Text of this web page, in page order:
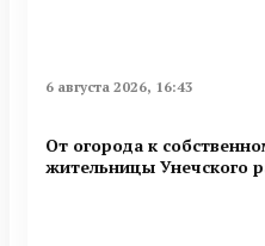
6 августа 2026, 16:43
От огорода к
жительницы Унечского